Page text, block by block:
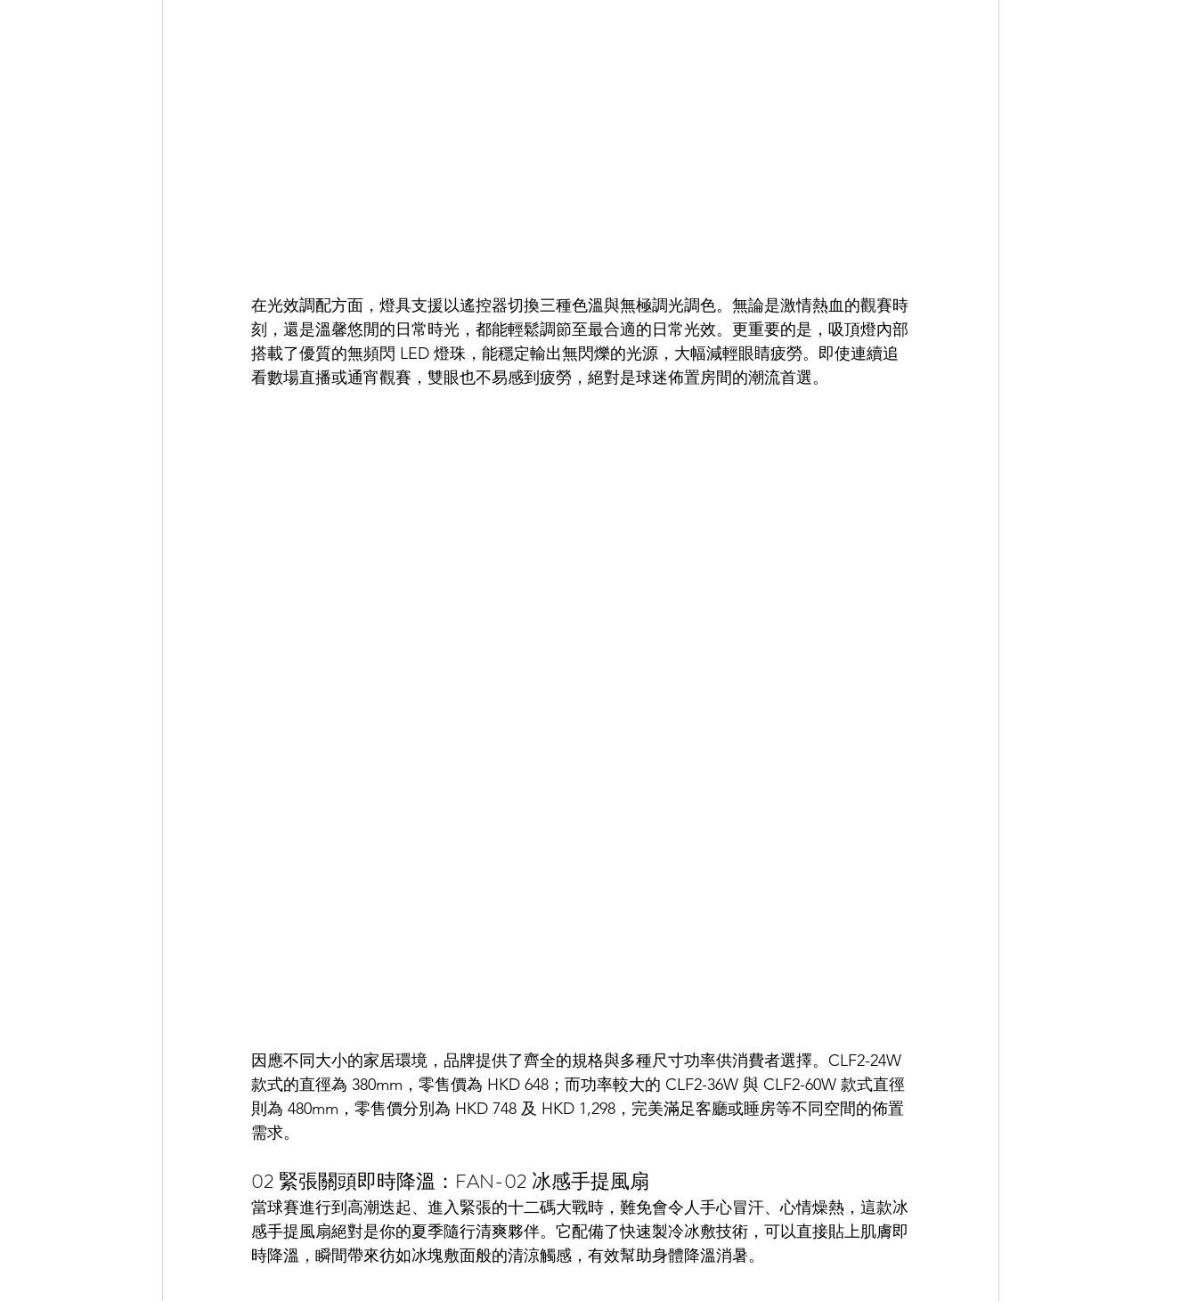
在光效調配方面，燈具支援以遙控器切換三種色溫與無極調光調色。無論是激情熱血的觀賽時
刻，還是溫馨悠閒的日常時光，都能輕鬆調節至最合適的日常光效。更重要的是，吸頂燈內部
搭載了優質的無頻閃 LED 燈珠，能穩定輸出無閃爍的光源，大幅減輕眼睛疲勞。即使連續追
看數場直播或通宵觀賽，雙眼也不易感到疲勞，絕對是球迷佈置房間的潮流首選。
因應不同大小的家居環境，品牌提供了齊全的規格與多種尺寸功率供消費者選擇。CLF2-24W
款式的直徑為 380mm，零售價為 HKD 648；而功率較大的 CLF2-36W 與 CLF2-60W 款式直徑
則為 480mm，零售價分別為 HKD 748 及 HKD 1,298，完美滿足客廳或睡房等不同空間的佈置
需求。
02 緊張關頭即時降溫：FAN-02 冰感手提風扇
當球賽進行到高潮迭起、進入緊張的十二碼大戰時，難免會令人手心冒汗、心情燥熱，這款冰
感手提風扇絕對是你的夏季隨行清爽夥伴。它配備了快速製冷冰敷技術，可以直接貼上肌膚即
時降溫，瞬間帶來彷如冰塊敷面般的清涼觸感，有效幫助身體降溫消暑。